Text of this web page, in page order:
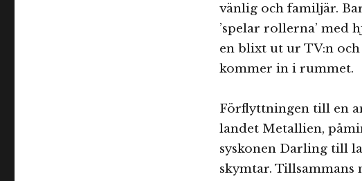
vänlig och familjär.
’spelar rollerna’ med
en blixt ut ur TV:n
kommer in i rummet.
Förflyttningen till en
landet Metallien,
syskonen Darling till
skymtar. Tillsammans